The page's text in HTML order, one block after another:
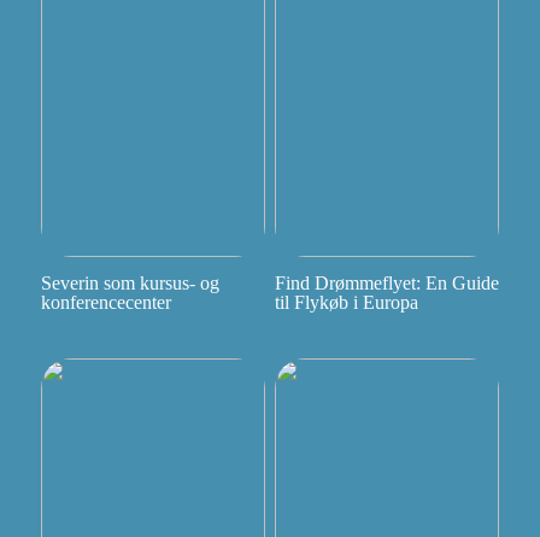
Severin som kursus- og
konferencecenter
Find Drømmeflyet: En Guide
til Flykøb i Europa